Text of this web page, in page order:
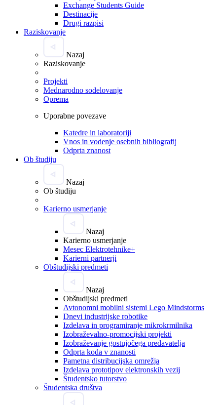
Exchange Students Guide
Destinacije
Drugi razpisi
Raziskovanje
Nazaj
Raziskovanje
Projekti
Mednarodno sodelovanje
Oprema
Uporabne povezave
Katedre in laboratoriji
Vnos in vodenje osebnih bibliografij
Odprta znanost
Ob študiju
Nazaj
Ob študiju
Karierno usmerjanje
Nazaj
Karierno usmerjanje
Mesec Elektrotehnike+
Karierni partnerji
Obštudijski predmeti
Nazaj
Obštudijski predmeti
Avtonomni mobilni sistemi Lego Mindstorms
Dnevi industrijske robotike
Izdelava in programiranje mikrokrmilnika
Izobraževalno-promocijski projekti
Izobraževanje gostujočega predavatelja
Odprta koda v znanosti
Pametna distribucijska omrežja
Izdelava prototipov elektronskih vezij
Študentsko tutorstvo
Študentska društva